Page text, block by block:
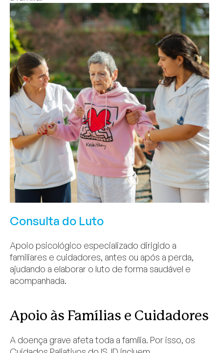
Consulta do Luto
Apoio psicológico especializado dirigido a
familiares e cuidadores, antes ou após a perda,
ajudando a elaborar o luto de forma saudável e
acompanhada.
Apoio às Famílias e Cuidadores
A doença grave afeta toda a família. Por isso, os